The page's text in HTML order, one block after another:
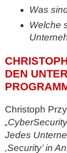
Was
Welche
DEN
Christoph
Jedes
,Security’ in